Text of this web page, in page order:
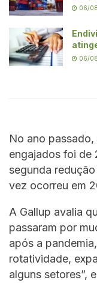
06/
06/
No ano
engajados foi de
segunda
vez ocorreu em
A Gallup avalia
passaram por
após a
rotatividade,
alguns setores”,